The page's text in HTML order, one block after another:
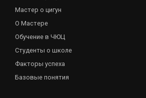
Мастер о цигун
О Мастере
Обучение в ЧЮЦ
Студенты о школе
Факторы успеха
Базовые понятия